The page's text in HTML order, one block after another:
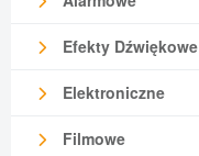
Efekty Dźwiękowe
Elektroniczne
Filmowe